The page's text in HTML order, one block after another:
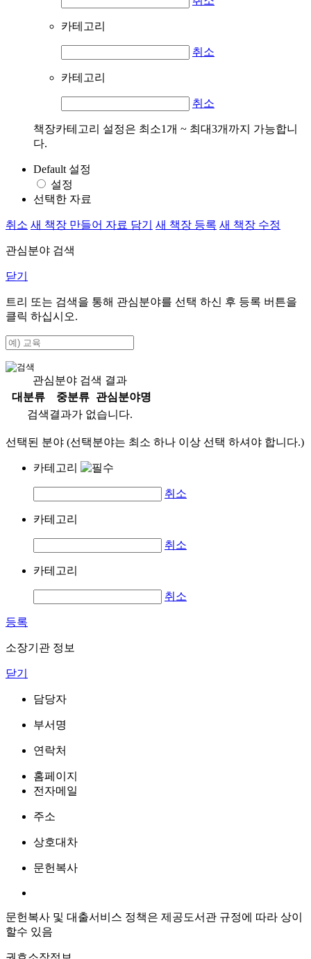
카테고리
취소
카테고리
취소
책장카테고리 설정은 최소1개 ~ 최대3개까지 가능합니
다.
Default 설정
설정
선택한 자료
취소 새 책장 만들어 자료 담기 새 책장 등록 새 책장 수정
관심분야 검색
닫기
트리 또는 검색을 통해 관심분야를 선택 하신 후 등록 버튼을
클릭 하십시오.
관심분야 검색 결과
대분류
중분류
관심분야명
검색결과가 없습니다.
선택된 분야 (선택분야는 최소 하나 이상 선택 하셔야 합니다.)
카테고리
취소
카테고리
취소
카테고리
취소
등록
소장기관 정보
닫기
담당자
부서명
연락처
홈페이지
전자메일
주소
상호대차
문헌복사
문헌복사 및 대출서비스 정책은 제공도서관 규정에 따라 상이
할수 있음